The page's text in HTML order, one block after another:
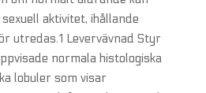
aktivitet, ihållande
utredas.1 Levervävnad Styr
normala histologiska
lobuler som visar